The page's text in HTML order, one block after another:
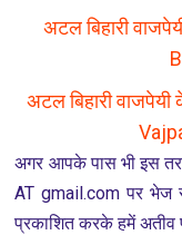
अटल बिहारी
अटल बिहारी
अगर आपके पास भी इस
AT gmail.com पर
प्रकाश‍ित करके हमें अतीव